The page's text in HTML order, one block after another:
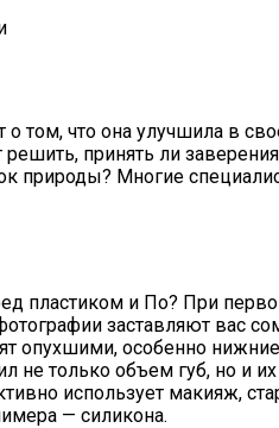
о том, что она улучшила в
принять ли
природы? Многие
пластиком и По? При
заставляют вас
опухшими, особенно
только объем губ, но и
использует макияж,
— силикона.